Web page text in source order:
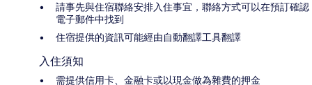
請事先與住宿聯絡安排入住事宜，聯絡方式可以在預訂確認
電子郵件中找到
住宿提供的資訊可能經由自動翻譯工具翻譯
入住須知
需提供信用卡、金融卡或以現金做為雜費的押金